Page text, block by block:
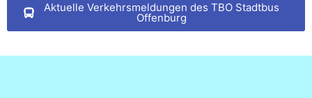
Aktuelle Verkehrsmeldungen des TBO Stadtbus
Offenburg